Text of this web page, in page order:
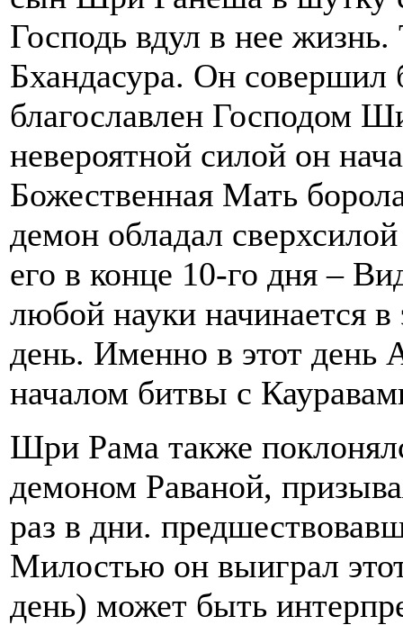
Господь вдул в нее
Бхандасура. Он совершил
благославлен Господом
невероятной силой он
Божественная Мать
демон обладал
его в конце 10-го дня –
любой науки начинается
день. Именно в этот день
началом битвы с
Шри Рама также
демоном Раваной,
раз в дни.
Милостью он выиграл
день) может быть